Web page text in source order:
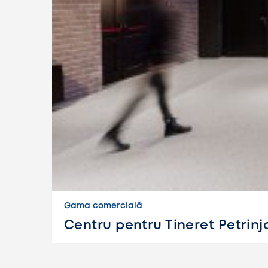
Gama comercială
Centru pentru Tineret